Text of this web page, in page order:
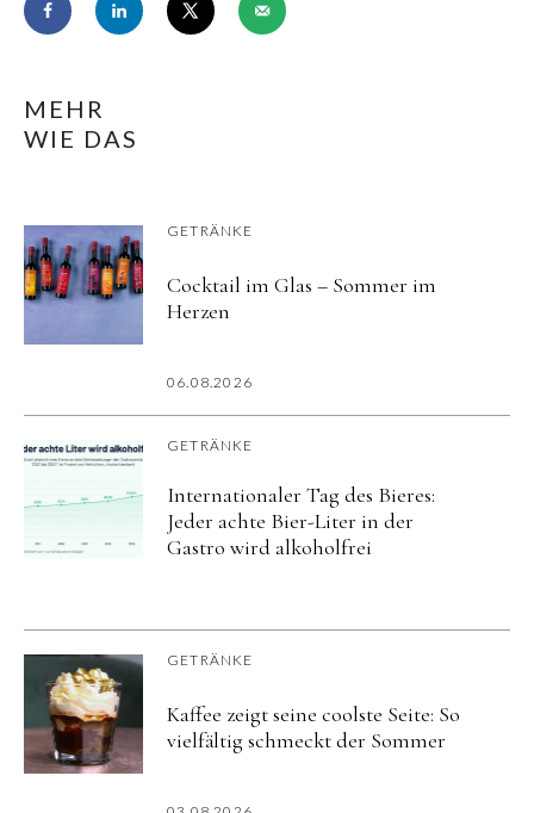
MEHR
WIE DAS
GETRÄNKE
Cocktail im Glas – Sommer im
Herzen
06.08.2026
GETRÄNKE
Internationaler Tag des Bieres:
Jeder achte Bier-Liter in der
Gastro wird alkoholfrei
GETRÄNKE
Kaffee zeigt seine coolste Seite: So
vielfältig schmeckt der Sommer